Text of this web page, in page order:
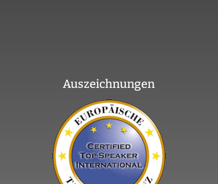
Auszeichnungen